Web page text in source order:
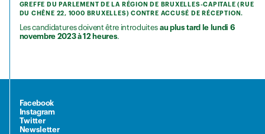
GREFFE DU PARLEMENT DE LA RÉGION DE BRUXELLES-CAPITALE (RUE
DU CHÊNE 22, 1000 BRUXELLES) CONTRE ACCUSÉ DE RÉCEPTION.
Les candidatures doivent être introduites au plus tard le lundi 6
novembre 2023 à 12 heures.
Facebook
Instagram
Twitter
Newsletter